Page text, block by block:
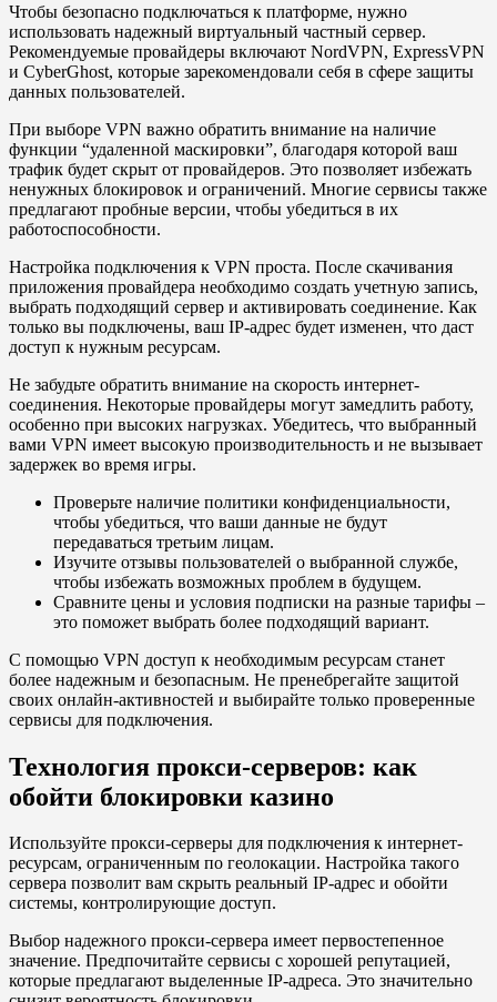
Чтобы безопасно подключаться к платформе, нужно
использовать надежный виртуальный частный сервер.
Рекомендуемые провайдеры включают NordVPN, ExpressVPN
и CyberGhost, которые зарекомендовали себя в сфере защиты
данных пользователей.
При выборе VPN важно обратить внимание на наличие
функции “удаленной маскировки”, благодаря которой ваш
трафик будет скрыт от провайдеров. Это позволяет избежать
ненужных блокировок и ограничений. Многие сервисы также
предлагают пробные версии, чтобы убедиться в их
работоспособности.
Настройка подключения к VPN проста. После скачивания
приложения провайдера необходимо создать учетную запись,
выбрать подходящий сервер и активировать соединение. Как
только вы подключены, ваш IP-адрес будет изменен, что даст
доступ к нужным ресурсам.
Не забудьте обратить внимание на скорость интернет-
соединения. Некоторые провайдеры могут замедлить работу,
особенно при высоких нагрузках. Убедитесь, что выбранный
вами VPN имеет высокую производительность и не вызывает
задержек во время игры.
Проверьте наличие политики конфиденциальности,
чтобы убедиться, что ваши данные не будут
передаваться третьим лицам.
Изучите отзывы пользователей о выбранной службе,
чтобы избежать возможных проблем в будущем.
Сравните цены и условия подписки на разные тарифы –
это поможет выбрать более подходящий вариант.
С помощью VPN доступ к необходимым ресурсам станет
более надежным и безопасным. Не пренебрегайте защитой
своих онлайн-активностей и выбирайте только проверенные
сервисы для подключения.
Технология прокси-серверов: как
обойти блокировки казино
Используйте прокси-серверы для подключения к интернет-
ресурсам, ограниченным по геолокации. Настройка такого
сервера позволит вам скрыть реальный IP-адрес и обойти
системы, контролирующие доступ.
Выбор надежного прокси-сервера имеет первостепенное
значение. Предпочитайте сервисы с хорошей репутацией,
которые предлагают выделенные IP-адреса. Это значительно